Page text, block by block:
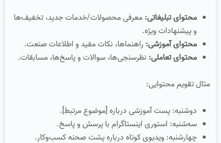
محتوای تبلیغاتی:معرفی محصولات/خدمات جدید، تخفیف‌ها
و پیشنهادات ویژه.
محتوای آموزشی: راهنماها، نکات مفید و اطلاعات صنعت.
محتوای تعاملی: نظرسنجی‌ها، سوالات و پاسخ‌ها، مسابقات.
مثال تقویم محتوایی:
دوشنبه: پست آموزشی درباره [موضوع مرتبط].
سه‌شنبه: استوری اینستاگرام با پرسش و پاسخ.
چهارشنبه: ویدیوی کوتاه درباره پشت صحنه کسب‌وکار.